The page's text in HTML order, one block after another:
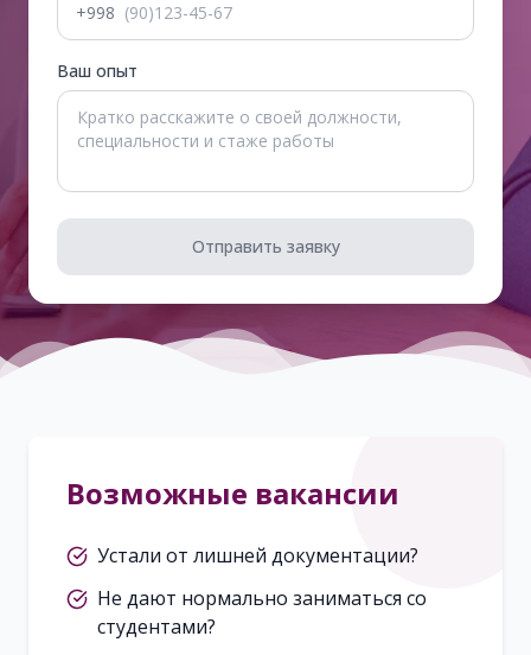
+998
Ваш опыт
Отправить заявку
Возможные вакансии
Устали от лишней документации?
Не дают нормально заниматься со
студентами?